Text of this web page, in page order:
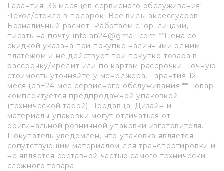
Гарантия! 36 месяцев сервисного обслуживания!
Чехол/стекло в подарок! Все виды аксессуаров!
Безналичный расчёт. Работаем с юр. лицами,
писать на почту infolan24@gmail.com **Цена со
скидкой указана при покупке наличными одним
платежом и не действует при покупке товара в
рассрочку/кредит или по картам рассрочки. Точную
стоимость уточняйте у менеджера. Гарантия 12
месяцев+24 мес сервисного обслуживания ** Товар
комплектуется предпродажной упаковкой
(технической тарой) Продавца. Дизайн и
материалы упаковки могут отличаться от
оригинальной розничной упаковки изготовителя.
Покупатель уведомлен, что упаковка является
сопутствующим материалом для транспортировки и
не является составной частью самого технически
сложного товара